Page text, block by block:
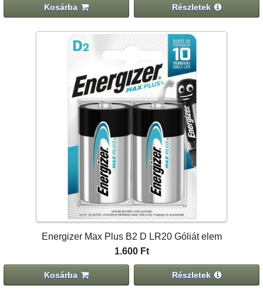
Kosárba Részletek
Energizer Max Plus B2 D LR20 Góliát elem
1.600 Ft
Kosárba Részletek